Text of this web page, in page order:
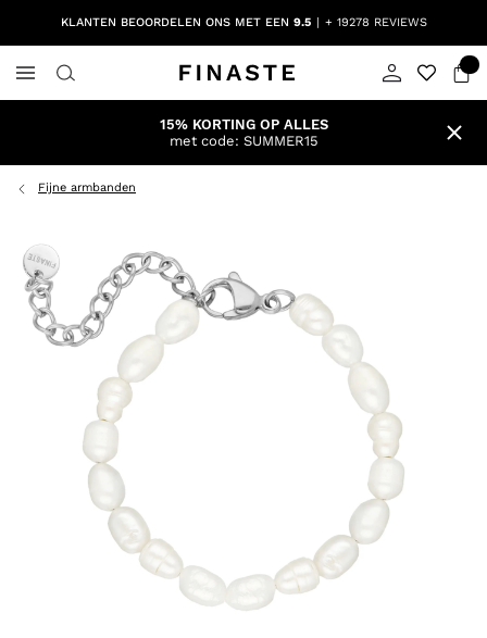
KLANTEN BEOORDELEN ONS MET EEN 9.5 + 19278 REVIEWS
15% KORTING OP ALLES
met code: SUMMER15
Fijne armbanden